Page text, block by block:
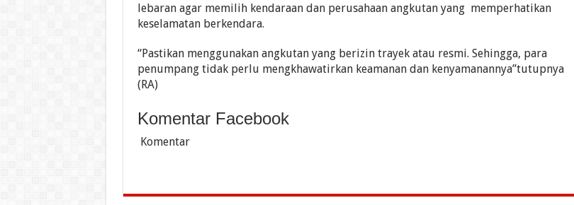
lebaran agar memilih kendaraan dan perusahaan angkutan yang memperhatikan
keselamatan berkendara.
“Pastikan menggunakan angkutan yang berizin trayek atau resmi. Sehingga, para
penumpang tidak perlu mengkhawatirkan keamanan dan kenyamanannya”tutupnya
(RA)
Komentar Facebook
Komentar